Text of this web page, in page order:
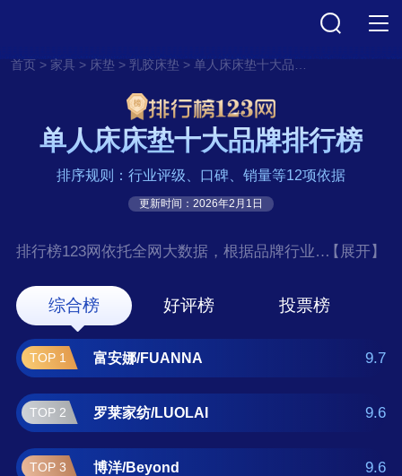
首页> 家具> 床垫> 乳胶床垫 > 单人床床垫十大品牌排行榜
单人床床垫十大品牌排行榜
排序规则：行业评级、口碑、销量等12项依据
更新时间：2026年2月1日
排行榜123网依托全网大数据，根据品牌行业评
人床床垫十大品牌排行榜，前十名分别是富安
娜/FUANNA、罗莱家纺/LUOLAI、博
洋/Beyond、水星家纺、睡眠博士/AISLEEP、
雅鹿家纺、眠度、艾薇/AIVEI、梦百合/Mlily、
九洲鹿 。如果您正在查找单人床床垫什么牌子
好？那么本单人床床垫十大品牌榜单可供您作
为选购参考，我们致力于用最真实的数据提供
【展开】
综合榜 好评榜 投票榜
TOP 1 富安娜/FUANNA 9.7
TOP 2 罗莱家纺/LUOLAI 9.6
TOP 3 博洋/Beyond 9.6